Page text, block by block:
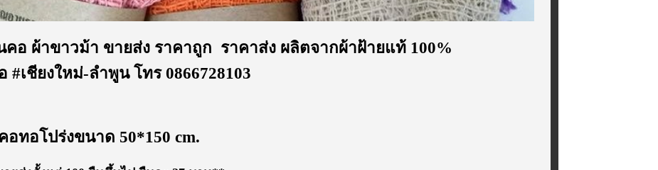
คอ ผ้าขาวม้า ขายส่ง ราคาถูก ราคาส่ง ผลิตจากผ้าฝ้ายแท้ 100%
#เชียงใหม่-ลำพูน โทร 0866728103
อทอโปร่งขนาด 50*150 cm.